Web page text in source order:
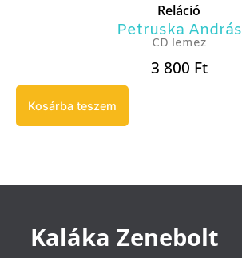
Reláció
Petruska András
CD lemez
3 800 Ft
Kosárba teszem
Kaláka Zenebolt